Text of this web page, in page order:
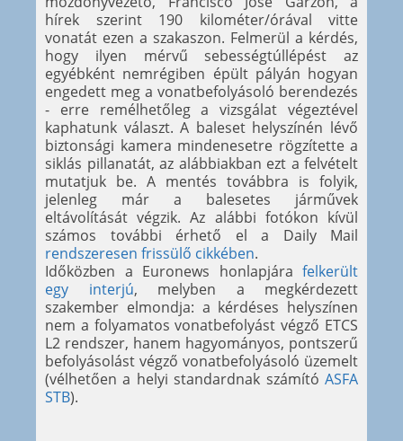
hírek szerint 190 kilométer/órával vitte
vonatát ezen a szakaszon. Felmerül a kérdés,
hogy ilyen mérvű sebességtúllépést az
egyébként nemrégiben épült pályán hogyan
engedett meg a vonatbefolyásoló berendezés
- erre remélhetőleg a vizsgálat végeztével
kaphatunk választ. A baleset helyszínén lévő
biztonsági kamera mindenesetre rögzítette a
siklás pillanatát, az alábbiakban ezt a felvételt
mutatjuk be. A mentés továbbra is folyik,
jelenleg már a balesetes járművek
eltávolítását végzik. Az alábbi fotókon kívül
számos további érhető el a Daily Mail
rendszeresen frissülő cikkében.
Időközben a Euronews honlapjára felkerült
egy interjú, melyben a megkérdezett
szakember elmondja: a kérdéses helyszínen
nem a folyamatos vonatbefolyást végző ETCS
L2 rendszer, hanem hagyományos, pontszerű
befolyásolást végző vonatbefolyásoló üzemelt
(vélhetően a helyi standardnak számító ASFA
STB).